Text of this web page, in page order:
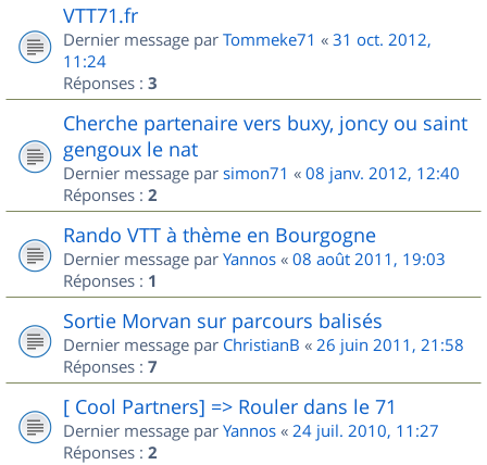
VTT71.fr
Dernier message par Tommeke71 « 31 oct. 2012,
11:24
Réponses : 3
Cherche partenaire vers buxy, joncy ou saint
gengoux le nat
Dernier message par simon71 « 08 janv. 2012, 12:40
Réponses : 2
Rando VTT à thème en Bourgogne
Dernier message par Yannos « 08 août 2011, 19:03
Réponses : 1
Sortie Morvan sur parcours balisés
Dernier message par ChristianB « 26 juin 2011, 21:58
Réponses : 7
[ Cool Partners] => Rouler dans le 71
Dernier message par Yannos « 24 juil. 2010, 11:27
Réponses : 2